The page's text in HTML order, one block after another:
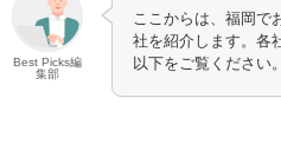
Best Picks編
集部
ここからは、福岡で
社を紹介します。各
以下をご覧ください。